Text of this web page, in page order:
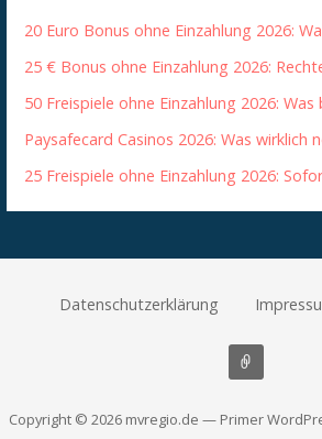
20 Euro Bonus ohne Einzahlung 2026:
25 € Bonus ohne Einzahlung 2026:
50 Freispiele ohne Einzahlung 2026:
Paysafecard Casinos 2026: Was wirklich
25 Freispiele ohne Einzahlung 2026:
Datenschutzerklärung
Copyright © 2026 mvregio.de — Primer